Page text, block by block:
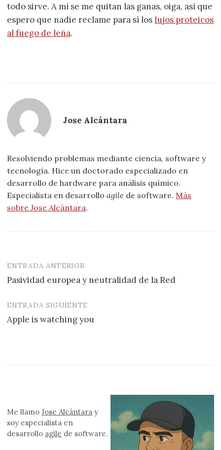
todo sirve. A mí se me quitan las ganas, oiga, así que
espero que nadie reclame para sí loslujos proteicos
al fuego de leña.
Jose Alcántara
Resolviendo problemas mediante ciencia, software y
tecnología. Hice un doctorado especializado en
desarrollo de hardware para análisis químico.
Especialista en desarrolloagile de software. Más
sobre Jose Alcántara.
Navegación
de
entradas
ENTRADA ANTERIOR
Pasividad europea y neutralidad de la Red
ENTRADA SIGUIENTE
Apple is watching you
Me llamoJose Alcántara y
soy especialista en
desarrollo agile de software.